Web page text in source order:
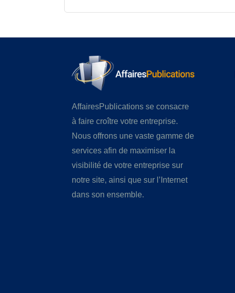
AffairesPublications se consacre
à faire croître votre entreprise.
Nous offrons une vaste gamme de
services afin de maximiser la
visibilité de votre entreprise sur
notre site, ainsi que sur l’Internet
dans son ensemble.